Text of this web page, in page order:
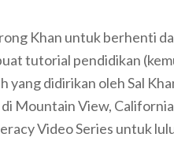
Khan untuk berhenti
tutorial pendidikan
yang didirikan oleh Sal
Mountain View,
Video Series untuk